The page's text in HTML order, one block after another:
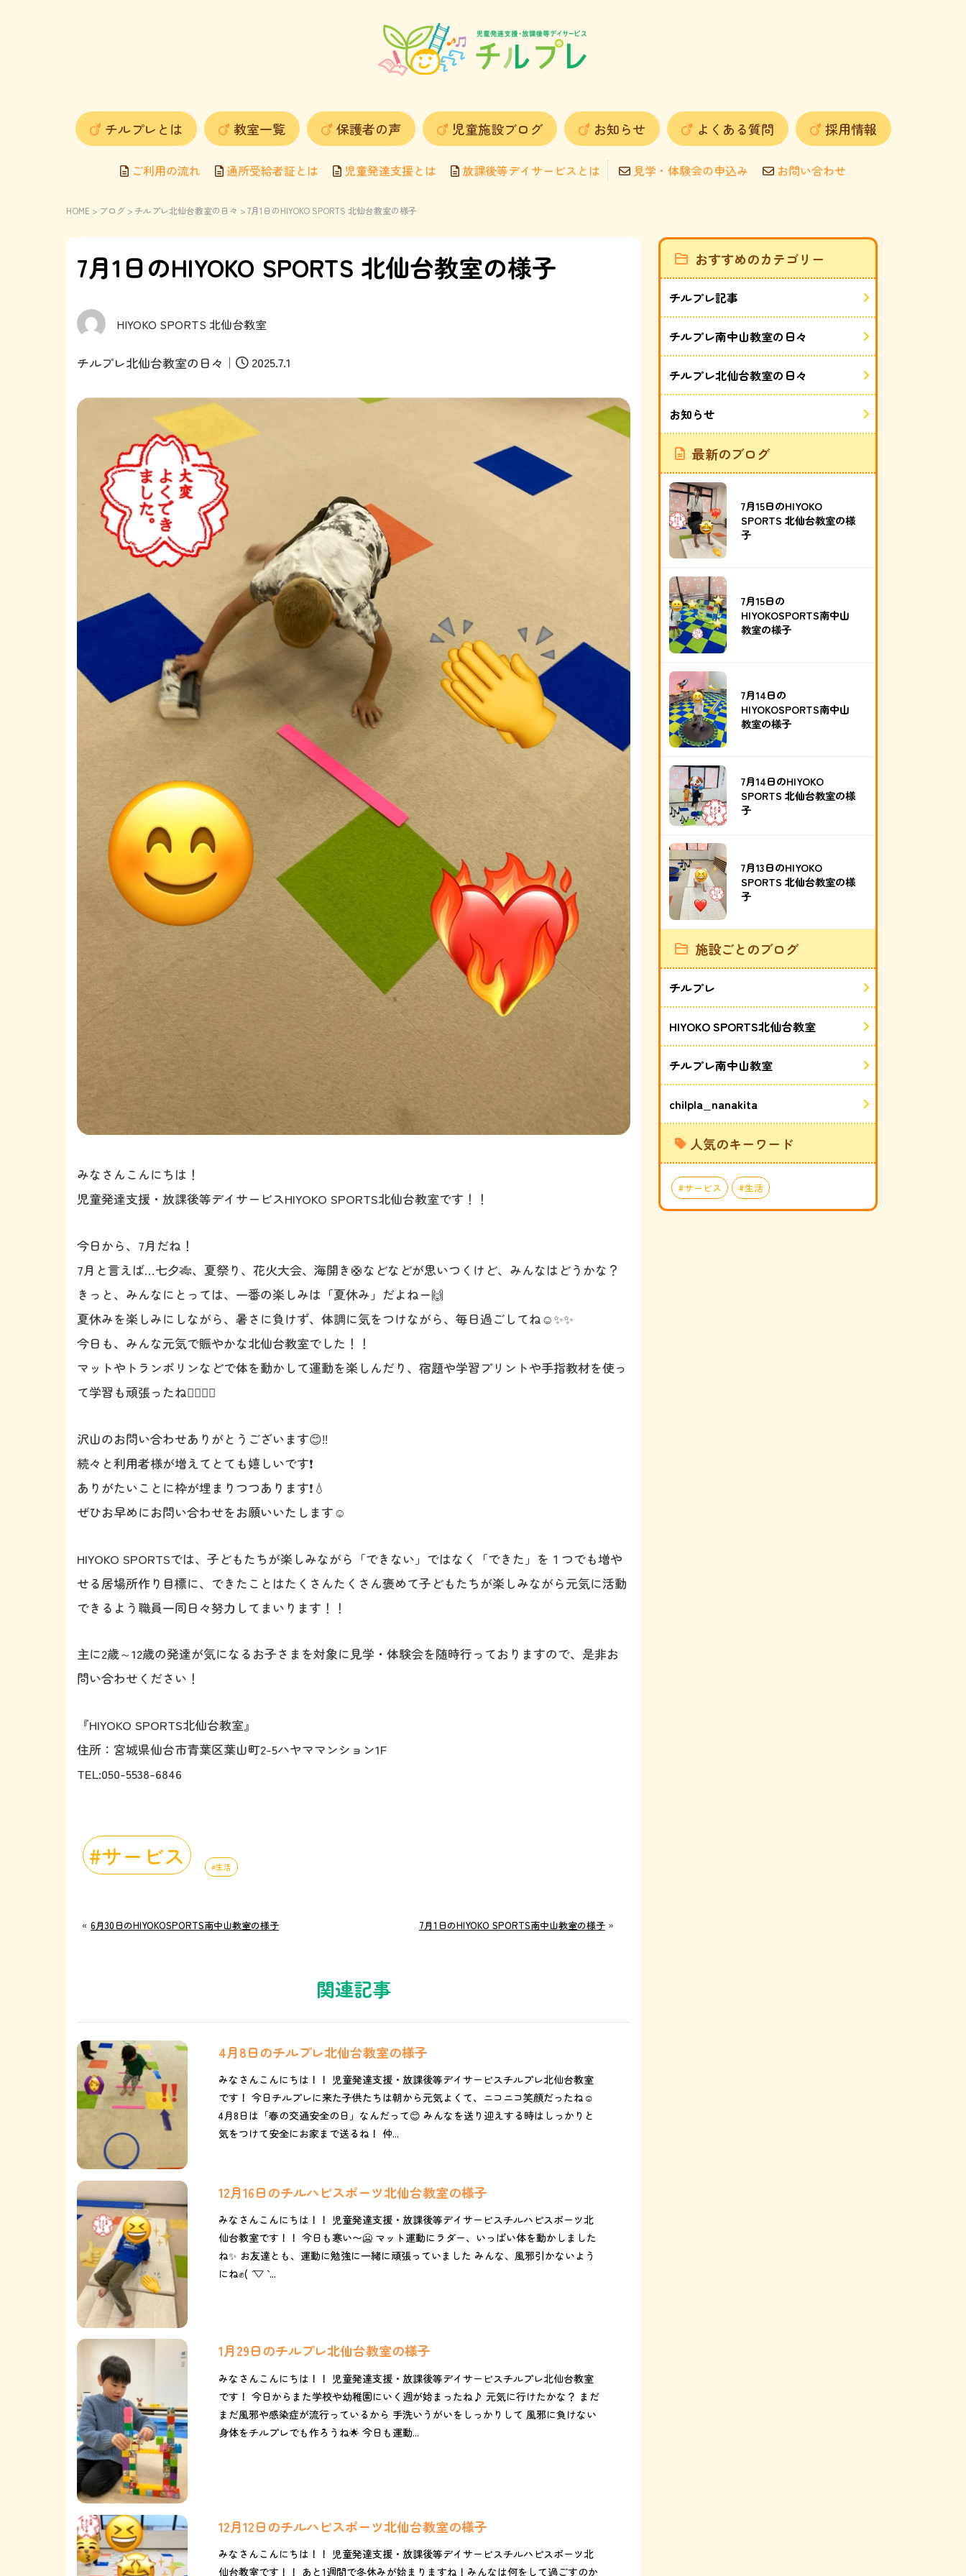
チルプレとは 教室一覧 保護者の声 児童施設ブログ お知らせ よくある質問 採用情報
ご利用の流れ 通所受給者証とは 児童発達支援とは 放課後等デイサービスとは 見学・体験会の申込み お問い合わせ
HOME > ブログ > チルプレ北仙台教室の日々 > 7月1日のHIYOKO SPORTS 北仙台教室の様子
7月1日のHIYOKO SPORTS 北仙台教室の様子
HIYOKO SPORTS 北仙台教室
チルプレ北仙台教室の日々 ｜ 2025.7.1
みなさんこんにちは！
児童発達支援・放課後等デイサービスHIYOKO SPORTS北仙台教室です！！
今日から、7月だね！
7月と言えば…七夕🎋、夏祭り、花火大会、海開き🛟などなどが思いつくけど、みんなはどうかな？
きっと、みんなにとっては、一番の楽しみは「夏休み」だよねー🙌
夏休みを楽しみにしながら、暑さに負けず、体調に気をつけながら、毎日過ごしてね☺️✨✨
今日も、みんな元気で賑やかな北仙台教室でした！！
マットやトランポリンなどで体を動かして運動を楽しんだり、宿題や学習プリントや手指教材を使っ
て学習も頑張ったね👍🏻👍🏻
沢山のお問い合わせありがとうございます😊‼️
続々と利用者様が増えてとても嬉しいです❗️
ありがたいことに枠が埋まりつつあります❗️💧
ぜひお早めにお問い合わせをお願いいたします☺️
HIYOKO SPORTSでは、子どもたちが楽しみながら「できない」ではなく「できた」を１つでも増や
せる居場所作り目標に、できたことはたくさんたくさん褒めて子どもたちが楽しみながら元気に活動
できるよう職員一同日々努力してまいります！！
主に2歳～12歳の発達が気になるお子さまを対象に見学・体験会を随時行っておりますので、是非お
問い合わせください！
『HIYOKO SPORTS北仙台教室』
住所：宮城県仙台市青葉区葉山町2-5ハヤママンション1F
TEL:050-5538-6846
サービス 生活
« 6月30日のHIYOKOSPORTS南中山教室の様子 7月1日のHIYOKO SPORTS南中山教室の様子 »
関連記事
4月8日のチルプレ北仙台教室の様子
みなさんこんにちは！！ 児童発達支援・放課後等デイサービスチルプレ北仙台教室
です！ 今日チルプレに来た子供たちは朝から元気よくて、ニコニコ笑顔だったね☺️
4月8日は「春の交通安全の日」なんだって😊 みんなを送り迎えする時はしっかりと
気をつけて安全にお家まで送るね！ 仲...
12月16日のチルハピスポーツ北仙台教室の様子
みなさんこんにちは！！ 児童発達支援・放課後等デイサービスチルハピスポーツ北
仙台教室です！！ 今日も寒い〜🥶 マット運動にラダー、いっぱい体を動かしました
ね✨ お友達とも、運動に勉強に一緒に頑張っていました みんな、風邪引かないよう
にね✊( ´ ▽ ` ...
1月29日のチルプレ北仙台教室の様子
みなさんこんにちは！！ 児童発達支援・放課後等デイサービスチルプレ北仙台教室
です！ 今日からまた学校や幼稚園にいく週が始まったね♪ 元気に行けたかな？ まだ
まだ風邪や感染症が流行っているから 手洗いうがいをしっかりして 風邪に負けない
身体をチルプレでも作ろうね🌟 今日も運動...
12月12日のチルハピスポーツ北仙台教室の様子
みなさんこんにちは！！ 児童発達支援・放課後等デイサービスチルハピスポーツ北
仙台教室です！！ あと1週間で冬休みが始まりますね！みんなは何をして過ごすのか
おすすめのカテゴリー
チルプレ記事
チルプレ南中山教室の日々
チルプレ北仙台教室の日々
お知らせ
最新のブログ
7月15日のHIYOKO
SPORTS 北仙台教室の様
子
7月15日の
HIYOKOSPORTS南中山
教室の様子
7月14日の
HIYOKOSPORTS南中山
教室の様子
7月14日のHIYOKO
SPORTS 北仙台教室の様
子
7月13日のHIYOKO
SPORTS 北仙台教室の様
子
施設ごとのブログ
チルプレ
HIYOKO SPORTS北仙台教室
チルプレ南中山教室
chilpla_nanakita
人気のキーワード
サービス 生活